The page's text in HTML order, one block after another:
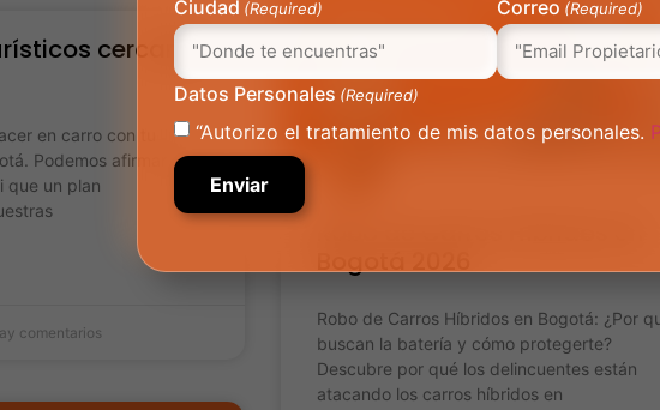
cercanos
en carro con tu
Podemos afirmar que
que un plan
comentarios
Robo de Carros Híbridos en Bogotá: ¿Por
buscan la batería y cómo protegerte?
Descubre por qué los delincuentes están
atacando los carros híbridos en
Ciudad (Required) Correo (Required)
Datos Personales (Required)
“Autorizo el tratamiento de mis datos personales.